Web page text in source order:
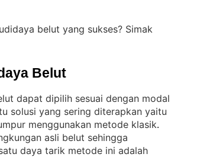
belut yang sukses? Simak
Belut
dapat dipilih sesuai dengan modal
solusi yang sering diterapkan yaitu
menggunakan metode klasik
asli belut sehingga
daya tarik metode ini adalah